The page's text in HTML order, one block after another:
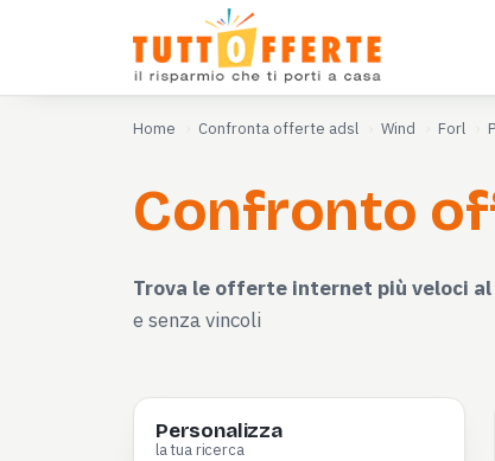
Home Confronta offerte adsl Wind Forl
Confronto
Trova le offerte internet più veloci
e senza vincoli
Personalizza
la tua ricerca